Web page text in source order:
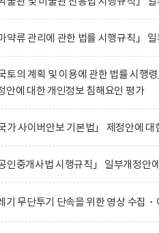
마약류 관리에 관한 법률 시행규칙」
국토의 계획 및 이용에 관한 법률 시
안에 대한 개인정보 침해요인 평가
국가 사이버안보 기본법」 제정안에
공인중개사법 시행규칙」 일부개정안
기 무단투기 단속을 위한 영상 수집・